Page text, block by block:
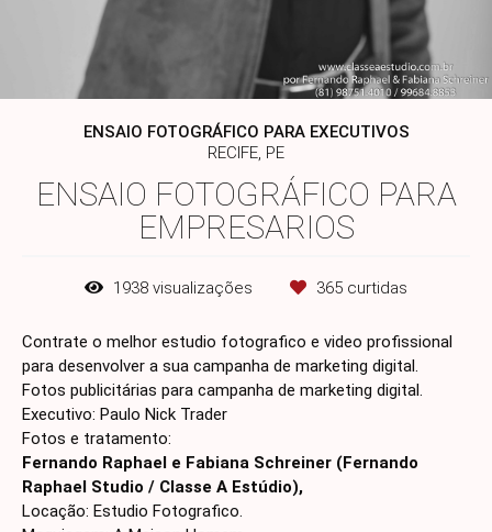
ENSAIO FOTOGRÁFICO PARA EXECUTIVOS
RECIFE, PE
ENSAIO FOTOGRÁFICO PARA
EMPRESARIOS
1938 visualizações 365 curtidas
Contrate o melhor estudio fotografico e video profissional
para desenvolver a sua campanha de marketing digital.
Fotos publicitárias para campanha de marketing digital.
Executivo: Paulo Nick Trader
Fotos e tratamento:
Fernando Raphael e Fabiana Schreiner (Fernando
Raphael Studio / Classe A Estúdio),
Locação: Estudio Fotografico.